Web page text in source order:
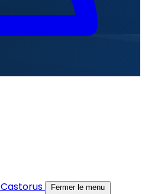
Castorus Fermer le menu